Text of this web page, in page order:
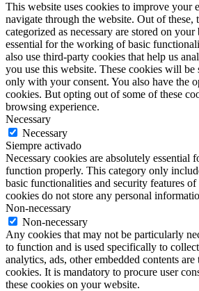
This website uses cookies to improve your
navigate through the website. Out of these,
categorized as necessary are stored on
essential for the working of basic
also use third-party cookies that help us
you use this website. These cookies will
only with your consent. You also have the
cookies. But opting out of some of these
browsing experience.
Necessary
Necessary
Siempre activado
Necessary cookies are absolutely essential
function properly. This category only
basic functionalities and security features
cookies do not store any personal
Non-necessary
Non-necessary
Any cookies that may not be particularly
to function and is used specifically to
analytics, ads, other embedded contents are
cookies. It is mandatory to procure user
these cookies on your website.